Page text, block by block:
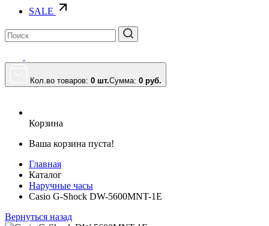
SALE
Кол.во товаров: 0 шт.Сумма: 0 руб.
Корзина
Ваша корзина пуста!
Главная
Каталог
Наручные часы
Casio G-Shock DW-5600MNT-1E
Вернуться назад